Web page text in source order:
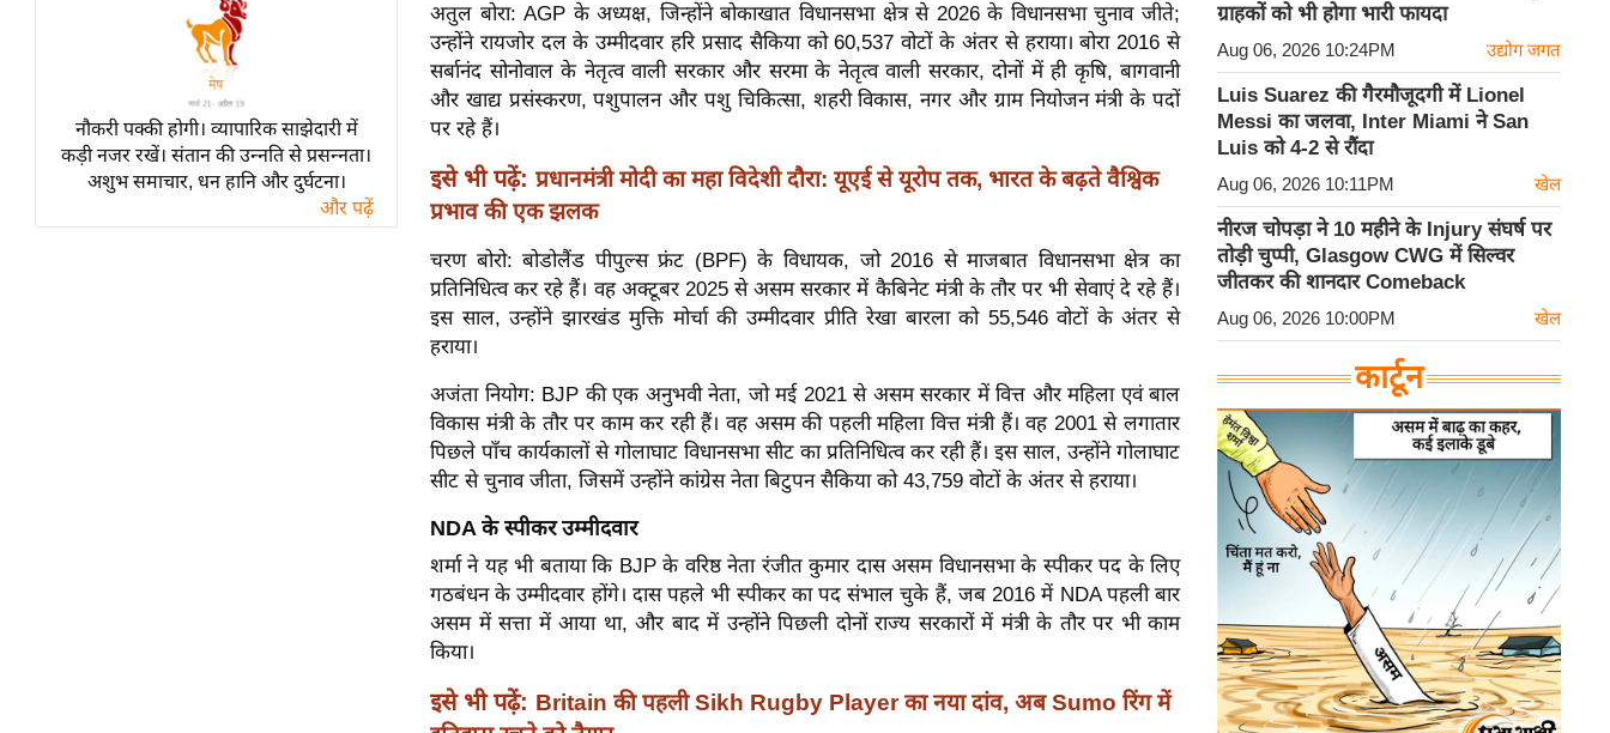
व्रत
त्योहार
राशिफल
विशेष
नौकरी पक्की होगी। व्यापारिक साझेदारी में
कड़ी नजर रखें। संतान की उन्नति से प्रसन्नता।
अशुभ समाचार, धन हानि और दुर्घटना।
और पढ़ें
अतुल बोरा: AGP के अध्यक्ष, जिन्होंने बोकाखात विधानसभा क्षेत्र से 2026 के विधानसभा चुनाव जीते;
उन्होंने रायजोर दल के उम्मीदवार हरि प्रसाद सैकिया को 60,537 वोटों के अंतर से हराया। बोरा 2016 से
सर्बानंद सोनोवाल के नेतृत्व वाली सरकार और सरमा के नेतृत्व वाली सरकार, दोनों में ही कृषि, बागवानी
और खाद्य प्रसंस्करण, पशुपालन और पशु चिकित्सा, शहरी विकास, नगर और ग्राम नियोजन मंत्री के पदों
पर रहे हैं।
इसे भी पढ़ें: प्रधानमंत्री मोदी का महा विदेशी दौरा: यूएई से यूरोप तक, भारत के बढ़ते वैश्विक
प्रभाव की एक झलक
चरण बोरो: बोडोलैंड पीपुल्स फ्रंट (BPF) के विधायक, जो 2016 से माजबात विधानसभा क्षेत्र का
प्रतिनिधित्व कर रहे हैं। वह अक्टूबर 2025 से असम सरकार में कैबिनेट मंत्री के तौर पर भी सेवाएं दे रहे हैं।
इस साल, उन्होंने झारखंड मुक्ति मोर्चा की उम्मीदवार प्रीति रेखा बारला को 55,546 वोटों के अंतर से
हराया।
अजंता नियोग: BJP की एक अनुभवी नेता, जो मई 2021 से असम सरकार में वित्त और महिला एवं बाल
विकास मंत्री के तौर पर काम कर रही हैं। वह असम की पहली महिला वित्त मंत्री हैं। वह 2001 से लगातार
पिछले पाँच कार्यकालों से गोलाघाट विधानसभा सीट का प्रतिनिधित्व कर रही हैं। इस साल, उन्होंने गोलाघाट
सीट से चुनाव जीता, जिसमें उन्होंने कांग्रेस नेता बिटुपन सैकिया को 43,759 वोटों के अंतर से हराया।
NDA के स्पीकर उम्मीदवार
शर्मा ने यह भी बताया कि BJP के वरिष्ठ नेता रंजीत कुमार दास असम विधानसभा के स्पीकर पद के लिए
गठबंधन के उम्मीदवार होंगे। दास पहले भी स्पीकर का पद संभाल चुके हैं, जब 2016 में NDA पहली बार
असम में सत्ता में आया था, और बाद में उन्होंने पिछली दोनों राज्य सरकारों में मंत्री के तौर पर भी काम
किया।
इसे भी पढ़ें: Britain की पहली Sikh Rugby Player का नया दांव, अब Sumo रिंग में
ग्राहकों को भी होगा भारी फायदा
Aug 06, 2026 10:24PM उद्योग जगत
Luis Suarez की गैरमौजूदगी में Lionel
Messi का जलवा, Inter Miami ने San
Luis को 4-2 से रौंदा
Aug 06, 2026 10:11PM खेल
नीरज चोपड़ा ने 10 महीने के Injury संघर्ष पर
तोड़ी चुप्पी, Glasgow CWG में सिल्वर
जीतकर की शानदार Comeback
Aug 06, 2026 10:00PM खेल
कार्टून